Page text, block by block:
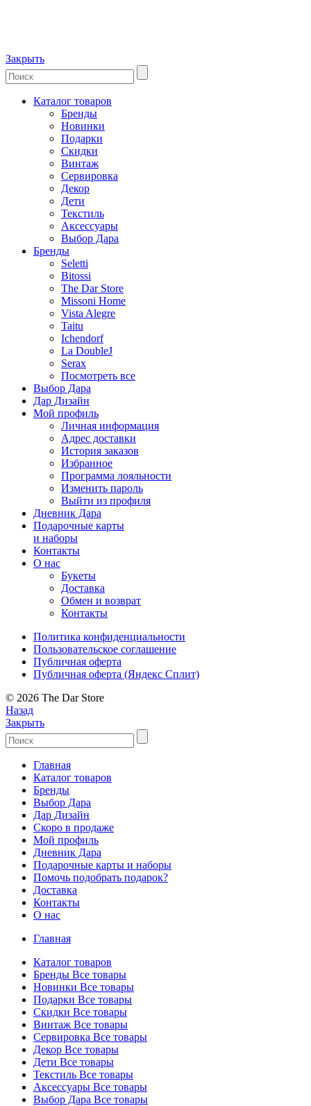
Закрыть
Каталог товаров
Бренды
Новинки
Подарки
Скидки
Винтаж
Сервировка
Декор
Дети
Текстиль
Аксессуары
Выбор Дара
Бренды
Seletti
Bitossi
The Dar Store
Missoni Home
Vista Alegre
Taitu
Ichendorf
La DoubleJ
Serax
Посмотреть все
Выбор Дара
Дар Дизайн
Мой профиль
Личная информация
Адрес доставки
История заказов
Избранное
Программа лояльности
Изменить пароль
Выйти из профиля
Дневник Дара
Подарочные карты
и наборы
Контакты
О нас
Букеты
Доставка
Обмен и возврат
Контакты
Политика конфиденциальности
Пользовательское соглашение
Публичная оферта
Публичная оферта (Яндекс Сплит)
© 2026 The Dar Store
Назад
Закрыть
Главная
Каталог товаров
Бренды
Выбор Дара
Дар Дизайн
Скоро в продаже
Мой профиль
Дневник Дара
Подарочные карты и наборы
Помочь подобрать подарок?
Доставка
Контакты
О нас
Главная
Каталог товаров
Бренды Все товары
Новинки Все товары
Подарки Все товары
Скидки Все товары
Винтаж Все товары
Сервировка Все товары
Декор Все товары
Дети Все товары
Текстиль Все товары
Аксессуары Все товары
Выбор Дара Все товары